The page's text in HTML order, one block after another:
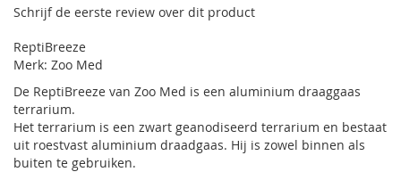
gallerij
Schrijf de eerste review over dit product
ReptiBreeze
Merk: Zoo Med
De ReptiBreeze van Zoo Med is een aluminium draaggaas
terrarium.
Het terrarium is een zwart geanodiseerd terrarium en bestaat
uit roestvast aluminium draadgaas. Hij is zowel binnen als
buiten te gebruiken.